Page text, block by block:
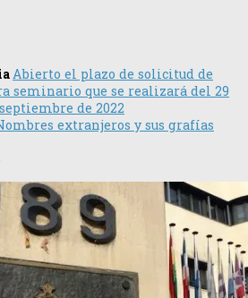
Abierto el plazo de solicitud de
seminario que se realizará del 29
de 2022
extranjeros y sus grafías